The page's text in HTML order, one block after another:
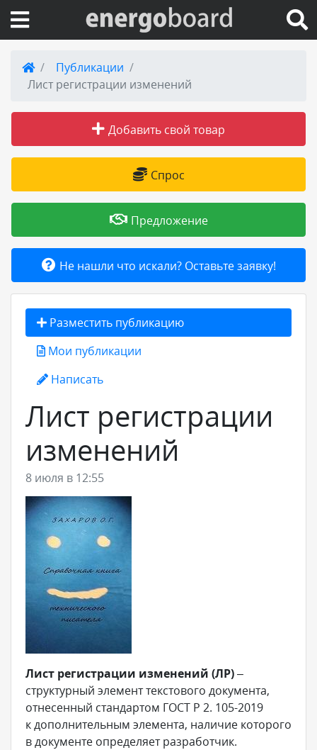
Вход на сайт
Публикации
Товары и услуги
Добавить товар или услугу
Публикации
Лист регистрации изменений
Добавить свой товар
Спрос
Предложение
Не нашли что искали? Оставьте заявку!
Разместить публикацию
Мои публикации
Написать
Лист регистрации
изменений
8 июля в 12:55
Лист регистрации изменений (ЛР)–
структурный элемент текстового документа,
отнесенный стандартом ГОСТ Р 2. 105-2019
к дополнительным элемента, наличие которого
в документе определяет разработчик.